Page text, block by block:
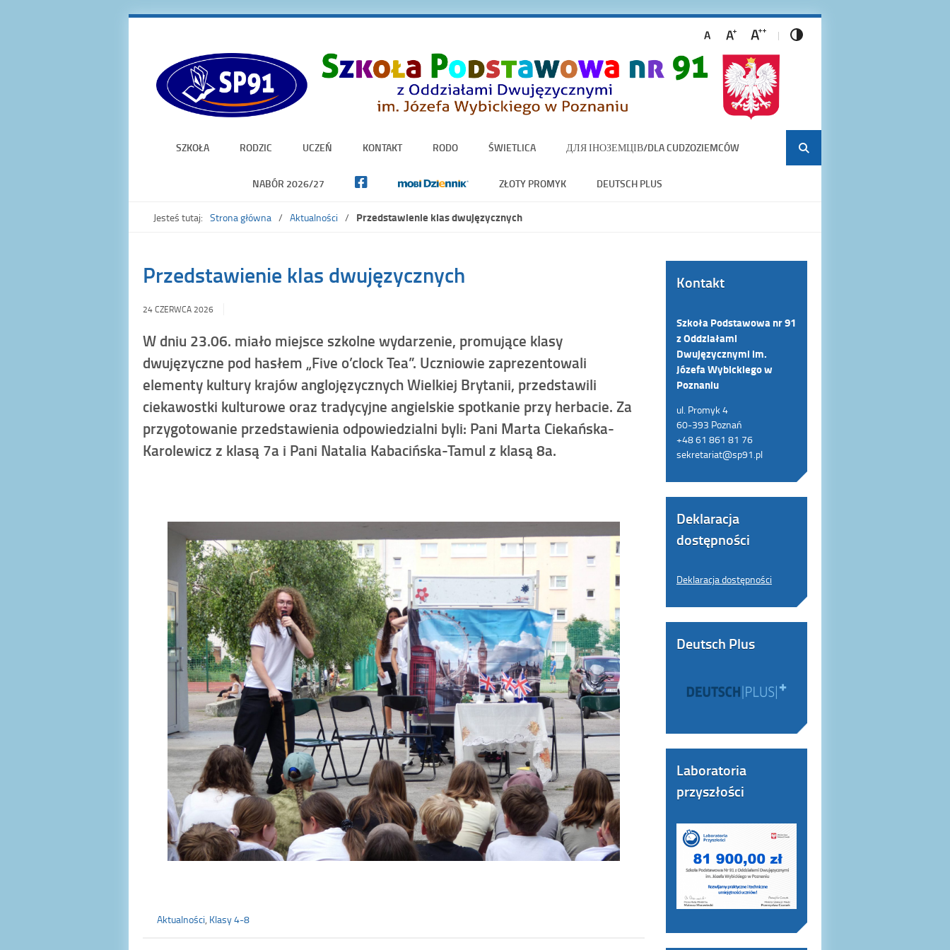
SZKOŁA RODZIC UCZEŃ KONTAKT RODO ŚWIETLICA ДЛЯ ІНОЗЕМЦІВ/DLA CUDZOZIEMCÓW
NABÓR 2026/27 ZŁOTY PROMYK DEUTSCH PLUS
Jesteś tutaj: Strona główna Aktualności Przedstawienie klas dwujęzycznych
Kontakt
Szkoła Podstawowa nr 91
z Oddziałami
Dwujęzycznymi im.
Józefa Wybickiego w
Poznaniu
ul. Promyk 4
60-393 Poznań
+48 61 861 81 76
sekretariat@sp91.pl
Deklaracja
dostępności
Deklaracja dostępności
Deutsch Plus
Laboratoria
przyszłości
Przedstawienie klas dwujęzycznych
24 CZERWCA 2026
W dniu 23.06. miało miejsce szkolne wydarzenie, promujące klasy
dwujęzyczne pod hasłem „Five o’clock Tea”. Uczniowie zaprezentowali
elementy kultury krajów anglojęzycznych Wielkiej Brytanii, przedstawili
ciekawostki kulturowe oraz tradycyjne angielskie spotkanie przy herbacie. Za
przygotowanie przedstawienia odpowiedzialni byli: Pani Marta Ciekańska-
Karolewicz z klasą 7a i Pani Natalia Kabacińska-Tamul z klasą 8a.
Aktualności, Klasy 4-8